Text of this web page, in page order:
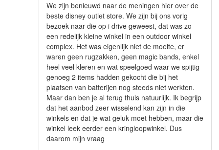
We zijn benieuwd naar de meningen hier over de
beste disney outlet store. We zijn bij ons vorig
bezoek naar die op i drive geweest, dat was zo
een redelijk kleine winkel in een outdoor winkel
complex. Het was eigenlijk niet de moeite, er
waren geen rugzakken, geen magic bands, enkel
heel veel kleren en wat speelgoed waar we spijtig
genoeg 2 items hadden gekocht die bij het
plaatsen van batterijen nog steeds niet werkten.
Maar dan ben je al terug thuis natuurlijk. Ik begrijp
dat het aanbod zeer wisselend kan zijn in die
winkels en dat je wat geluk moet hebben, maar die
winkel leek eerder een kringloopwinkel. Dus
daarom mijn vraag